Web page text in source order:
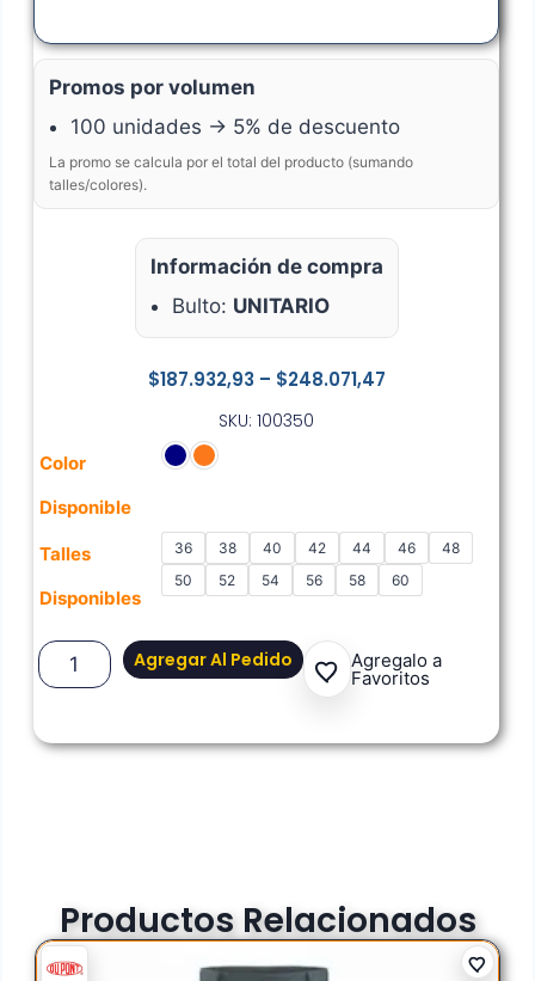
$187.932,93 – $248.071,47
SKU: 100350
Color
Disponible
Talles
Disponibles
36 38 40 42 44 46
48
50
52 54 56 58 60
Agregar Al Pedido Agregalo a
Favoritos
Promos por volumen
100 unidades → 5% de descuento
La promo se calcula por el total del producto (sumando
talles/colores).
Información de compra
Bulto: UNITARIO
Productos Relacionados